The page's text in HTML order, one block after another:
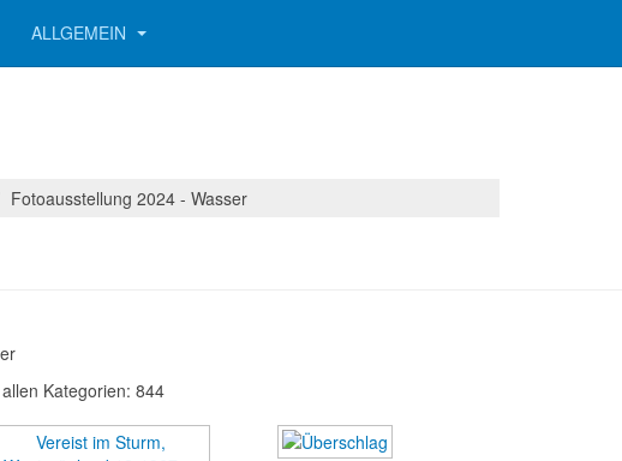
ALLGEMEIN
Fotoausstellung 2024 - Wasser
Kategorien: 844